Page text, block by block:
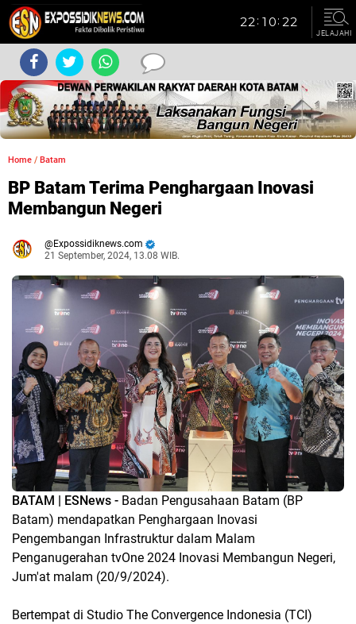
JELAJAHI
Home / Batam
BP Batam Terima Penghargaan Inovasi
Membangun Negeri
Expossidiknews.com
21 September, 2024, 13.08 WIB.
BATAM | ESNews - Badan Pengusahaan Batam (BP
Batam) mendapatkan Penghargaan Inovasi
Pengembangan Infrastruktur dalam Malam
Penganugerahan tvOne 2024 Inovasi Membangun Negeri,
Jum'at malam (20/9/2024).
Bertempat di Studio The Convergence Indonesia (TCI)